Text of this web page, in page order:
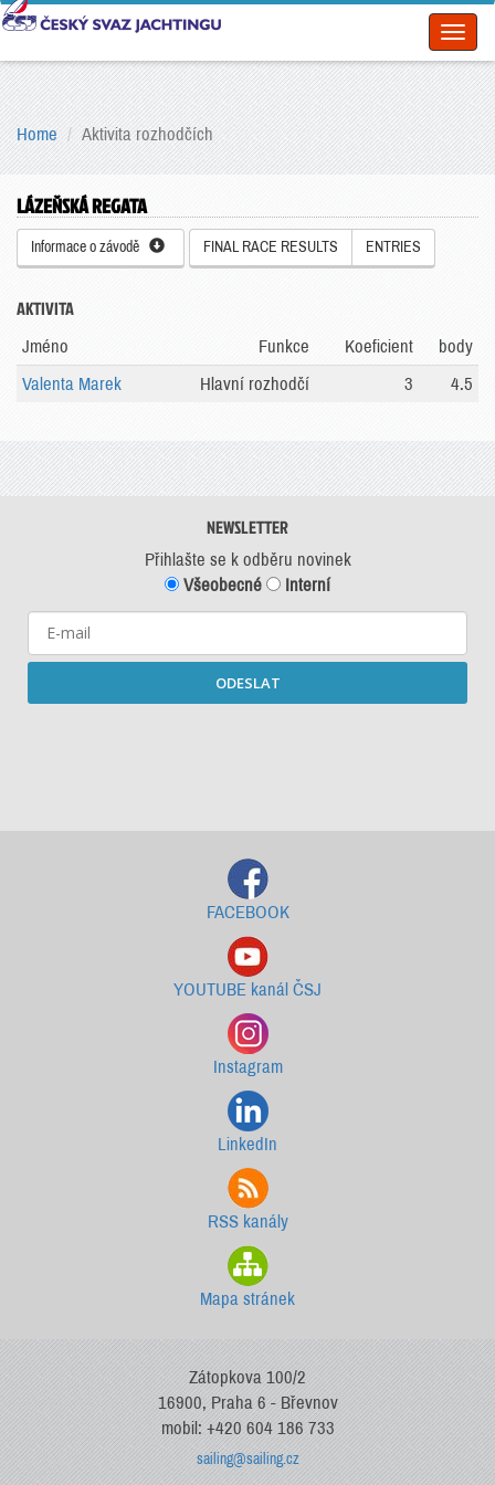
Home Aktivita rozhodčích
LÁZEŇSKÁ REGATA
Informace o závodě FINAL RACE RESULTS ENTRIES
AKTIVITA
Jméno Funkce Koeficient
body
Valenta Marek
Hlavní rozhodčí 3 4.5
NEWSLETTER
Přihlašte se k odběru novinek
Všeobecné
Interní
ODESLAT
FACEBOOK
YOUTUBE kanál ČSJ
Instagram
LinkedIn
RSS kanály
Mapa stránek
Zátopkova 100/2
16900, Praha 6 - Břevnov
mobil: +420 604 186 733
sailing@sailing.cz